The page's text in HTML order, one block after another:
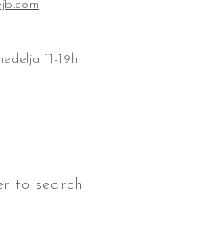
11-19h
to search